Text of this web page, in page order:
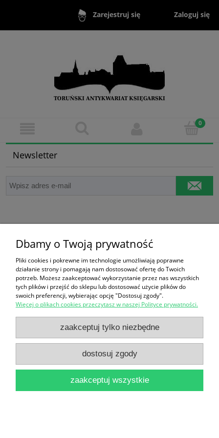
Zarejestruj się Zaloguj się
Newsletter
Ten produkt jest niedostępny.
Zakupy
Pomoc
Moje konto
Informacje
pokaż pełną wersję strony
Sklep internetowy Shoper Premium
Dbamy o Twoją prywatność
Pliki cookies i pokrewne im technologie umożliwiają poprawne
działanie strony i pomagają nam dostosować ofertę do Twoich
potrzeb. Możesz zaakceptować wykorzystanie przez nas wszystkich
tych plików i przejść do sklepu lub dostosować użycie plików do
swoich preferencji, wybierając opcję "Dostosuj zgody".
Więcej o plikach cookies przeczytasz w naszej Polityce prywatności.
zaakceptuj tylko niezbędne
dostosuj zgody
zaakceptuj wszystkie